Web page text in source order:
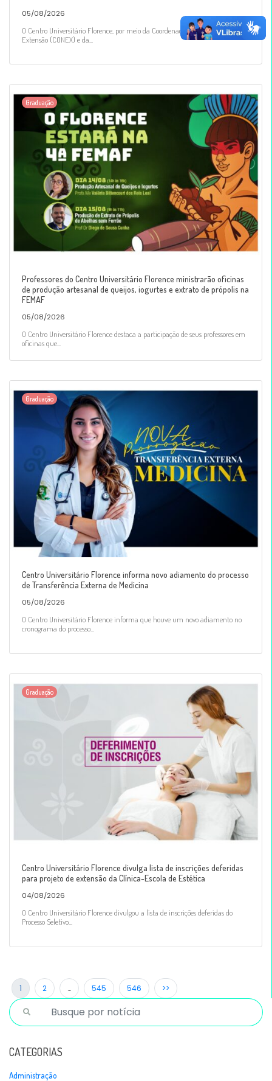
05/08/2026
O Centro Universitário Florence, por meio da Coordenação de Pesquisa e
Extensão (CONEX) e da...
Graduação
Professores do Centro Universitário Florence ministrarão oficinas
de produção artesanal de queijos, iogurtes e extrato de própolis na
FEMAF
05/08/2026
O Centro Universitário Florence destaca a participação de seus professores em
oficinas que...
Graduação
Centro Universitário Florence informa novo adiamento do processo
de Transferência Externa de Medicina
05/08/2026
O Centro Universitário Florence informa que houve um novo adiamento no
cronograma do processo...
Graduação
Centro Universitário Florence divulga lista de inscrições deferidas
para projeto de extensão da Clínica-Escola de Estética
04/08/2026
O Centro Universitário Florence divulgou a lista de inscrições deferidas do
Processo Seletivo...
1 2 … 545 546 >>
CATEGORIAS
Administração